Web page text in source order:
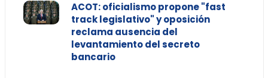
ACOT: oficialismo propone "fast
track legislativo" y oposición
reclama ausencia del
levantamiento del secreto
bancario